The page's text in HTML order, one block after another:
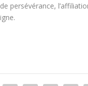
persévérance,